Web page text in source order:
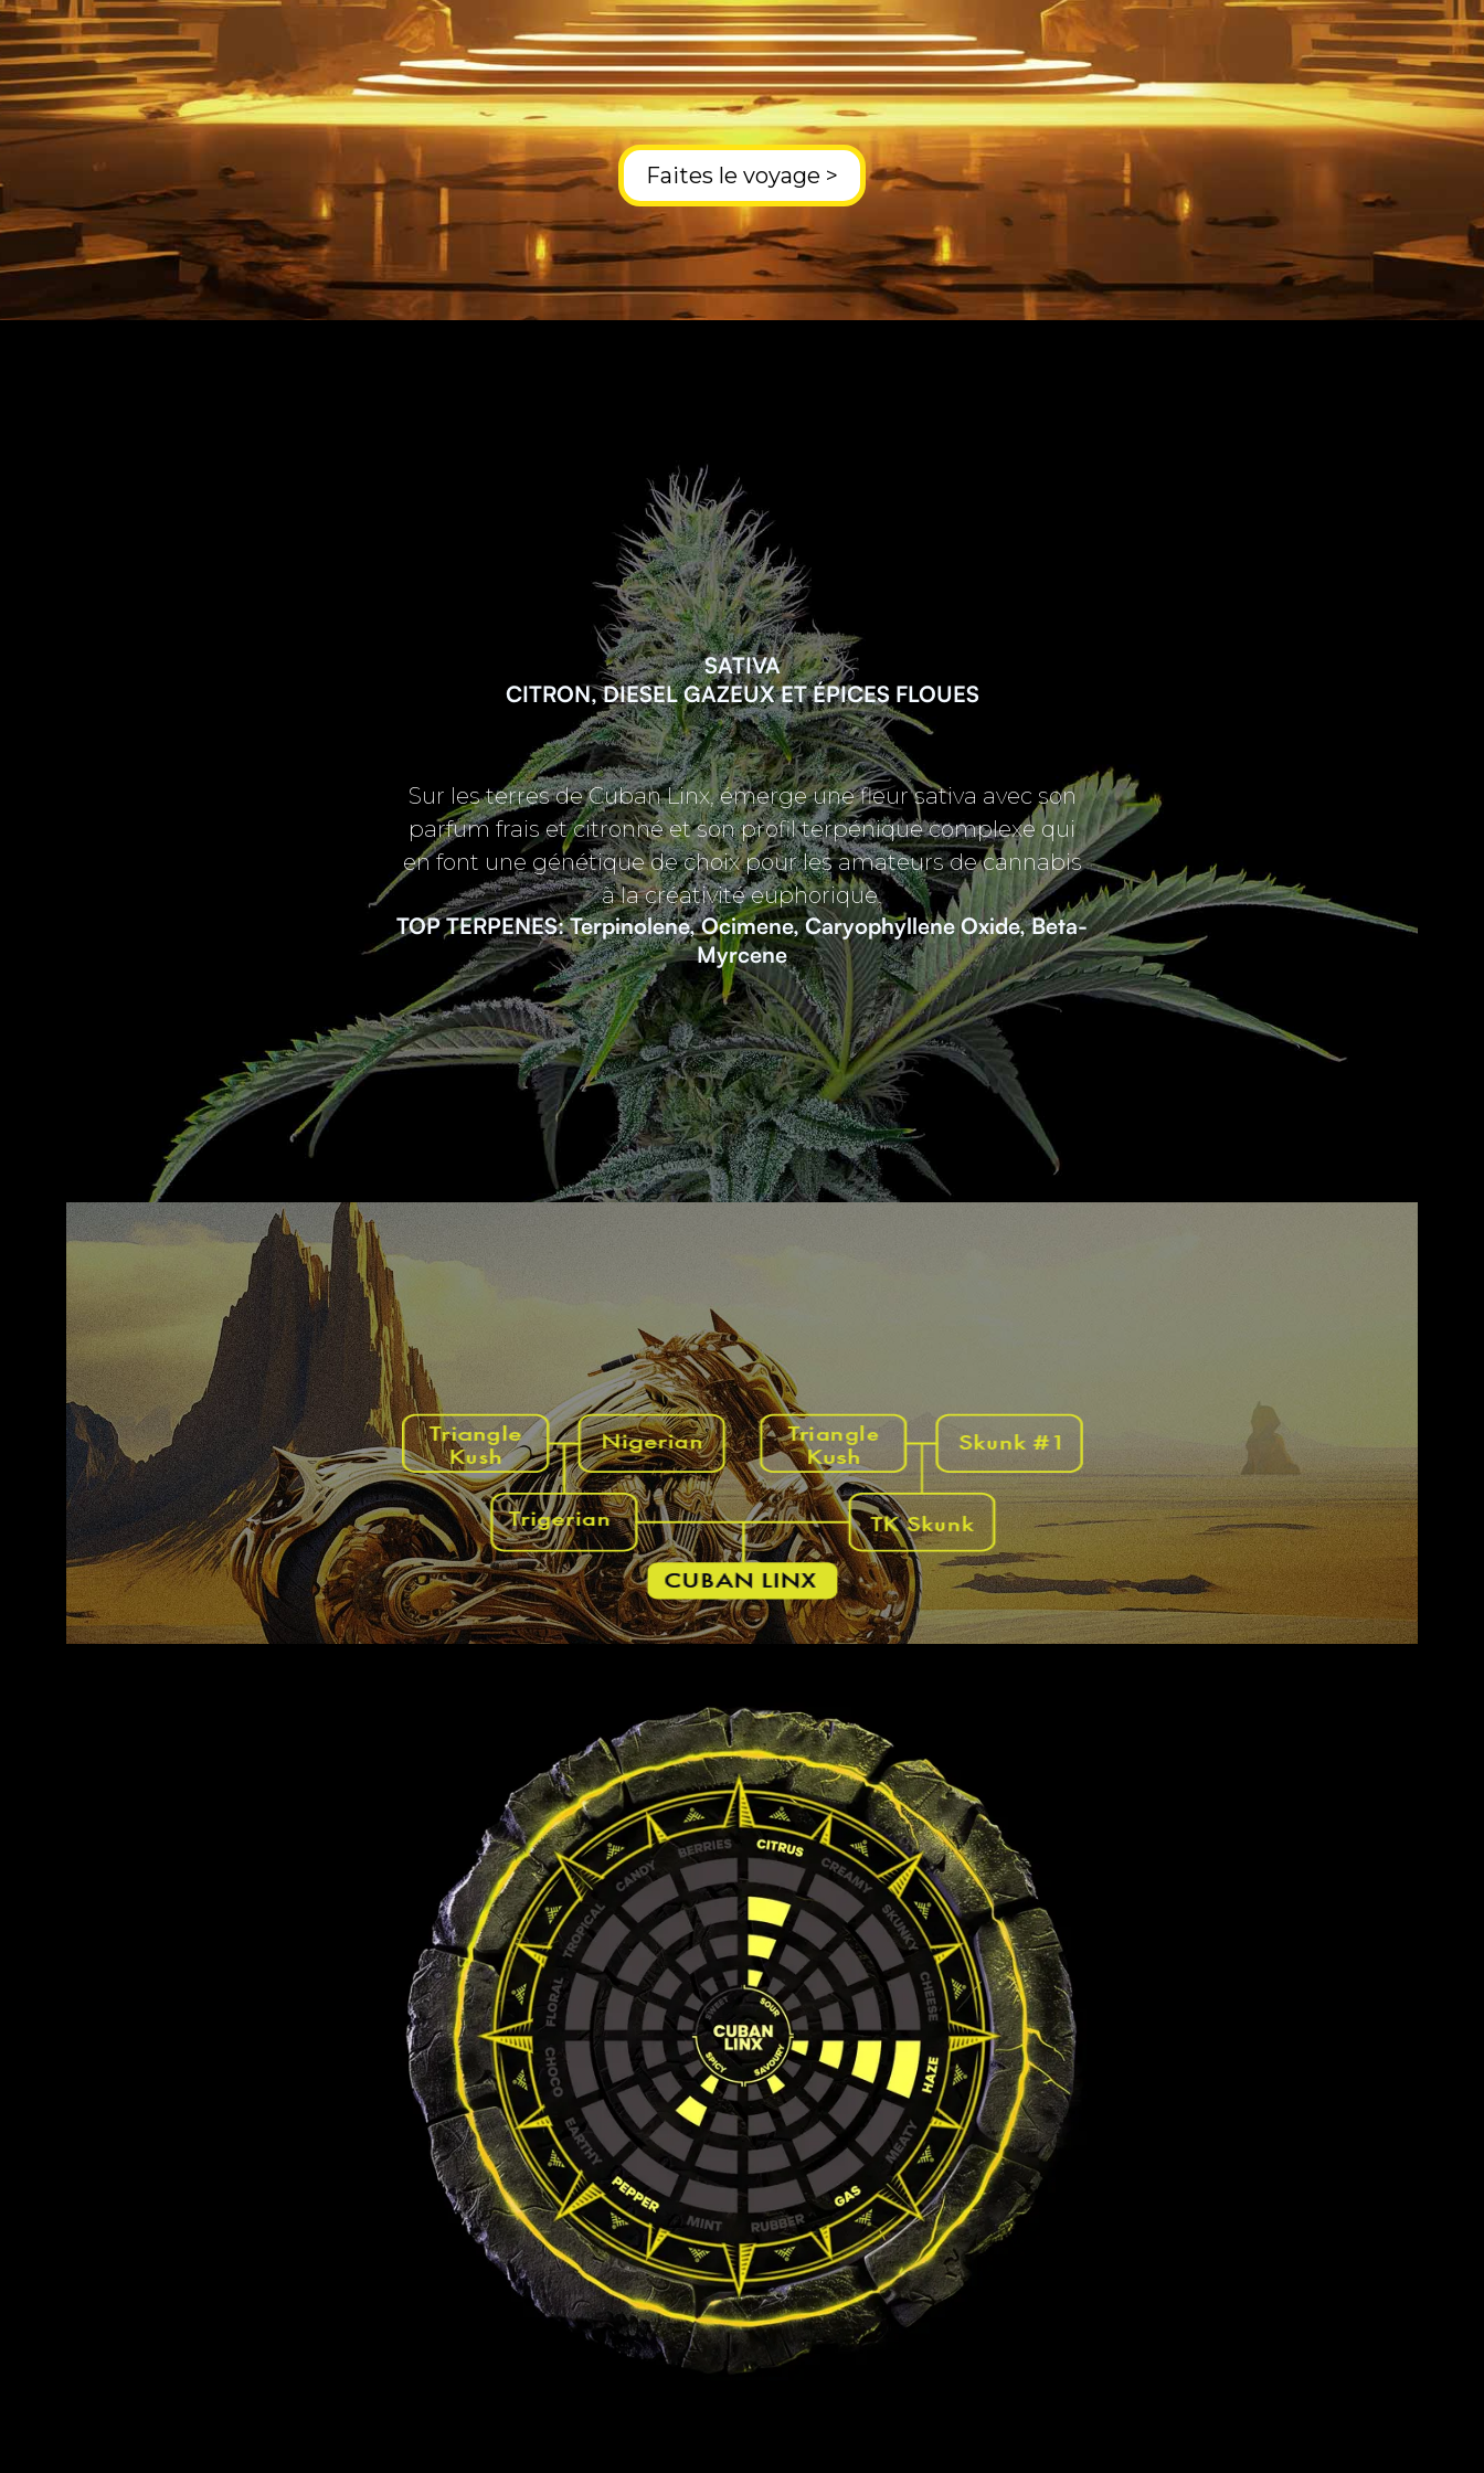
Faites le voyage >
SATIVA
CITRON, DIESEL GAZEUX ET ÉPICES FLOUES
Sur les terres de Cuban Linx, émerge une fleur sativa avec son
parfum frais et citronné et son profil terpénique complexe qui
en font une génétique de choix pour les amateurs de cannabis
à la créativité euphorique.
TOP TERPENES: Terpinolene, Ocimene, Caryophyllene Oxide, Beta-
Myrcene